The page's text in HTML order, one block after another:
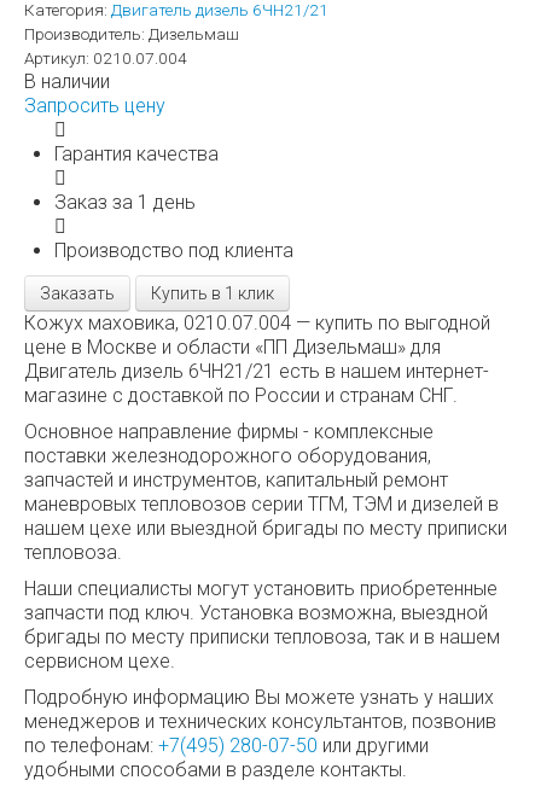
Категория: Двигатель дизель 6ЧН21/21
Производитель: Дизельмаш
Артикул: 0210.07.004
В наличии
Запросить цену
Гарантия качества
Заказ за 1 день
Производство под клиента
Заказать Купить в 1 клик
Кожух маховика, 0210.07.004 — купить по выгодной
цене в Москве и области «ПП Дизельмаш» для
Двигатель дизель 6ЧН21/21 есть в нашем интернет-
магазине с доставкой по России и странам СНГ.
Основное направление фирмы - комплексные
поставки железнодорожного оборудования,
запчастей и инструментов, капитальный ремонт
маневровых тепловозов серии ТГМ, ТЭМ и дизелей в
нашем цехе или выездной бригады по месту приписки
тепловоза.
Наши специалисты могут установить приобретенные
запчасти под ключ. Установка возможна, выездной
бригады по месту приписки тепловоза, так и в нашем
сервисном цехе.
Подробную информацию Вы можете узнать у наших
менеджеров и технических консультантов, позвонив
по телефонам: +7(495) 280-07-50 или другими
удобными способами в разделе контакты.